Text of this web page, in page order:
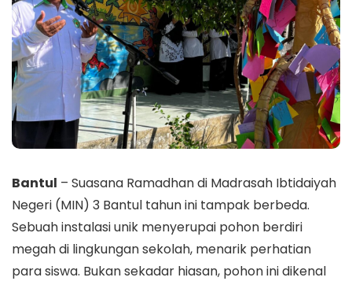
Bantul – Suasana Ramadhan di Madrasah Ibtidaiyah
Negeri (MIN) 3 Bantul tahun ini tampak berbeda.
Sebuah instalasi unik menyerupai pohon berdiri
megah di lingkungan sekolah, menarik perhatian
para siswa. Bukan sekadar hiasan, pohon ini dikenal